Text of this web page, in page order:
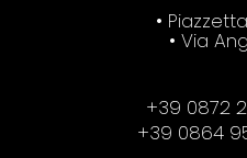
•
• Via
+39 0872
+39 0864